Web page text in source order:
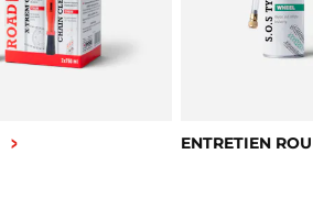
ENTRETIEN